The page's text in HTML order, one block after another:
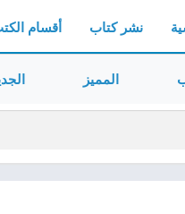
نشر كتاب أقسام
المميز